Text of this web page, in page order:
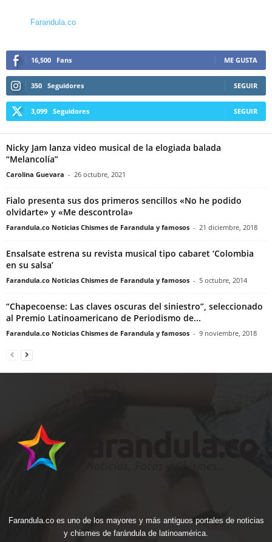
Farandula.co
16,500 Fans ME GUSTA
350 Seguidores SEGUIR
3,099 Seguidores SEGUIR
Nicky Jam lanza video musical de la elogiada balada
“Melancolía”
Carolina Guevara - 26 octubre, 2021
Fialo presenta sus dos primeros sencillos «No he podido
olvidarte» y «Me descontrola»
Farandula.co Noticias Chismes de Farandula y famosos - 21 diciembre, 2018
Ensalsate estrena su revista musical tipo cabaret ‘Colombia
en su salsa’
Farandula.co Noticias Chismes de Farandula y famosos - 5 octubre, 2014
“Chapecoense: Las claves oscuras del siniestro”, seleccionado
al Premio Latinoamericano de Periodismo de...
Farandula.co Noticias Chismes de Farandula y famosos - 9 noviembre, 2018
Farandula.co es uno de los mayores y más antiguos portales de noticias
y chismes de farándula de latinoamérica.